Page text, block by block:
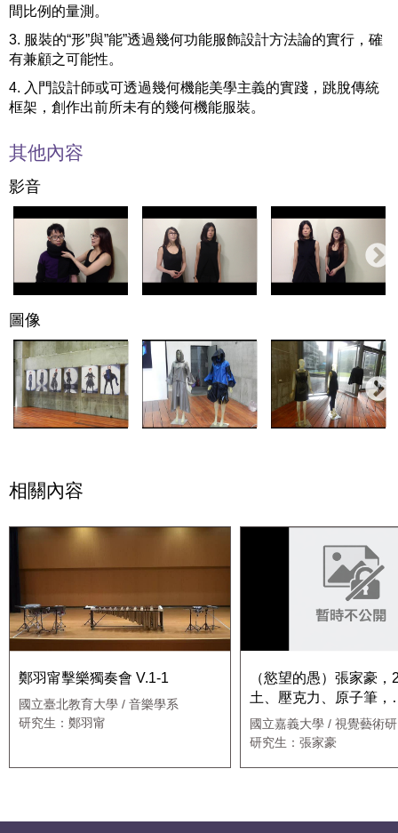
間比例的量測。
3. 服裝的“形”與”能”透過幾何功能服飾設計方法論的實行，確
有兼顧之可能性。
4. 入門設計師或可透過幾何機能美學主義的實踐，跳脫傳統
框架，創作出前所未有的幾何機能服裝。
其他內容
影音
圖像
相關內容
鄭羽甯擊樂獨奏會 V.1-1
國立臺北教育大學 / 音樂學系
研究生：鄭羽甯
（慾望的愚）張家豪，
土、壓克力、原子筆，
70x140cm
國立嘉義大學 / 視覺藝術
研究生：張家豪